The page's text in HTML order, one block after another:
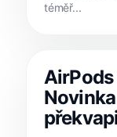
téměř...
AirPods